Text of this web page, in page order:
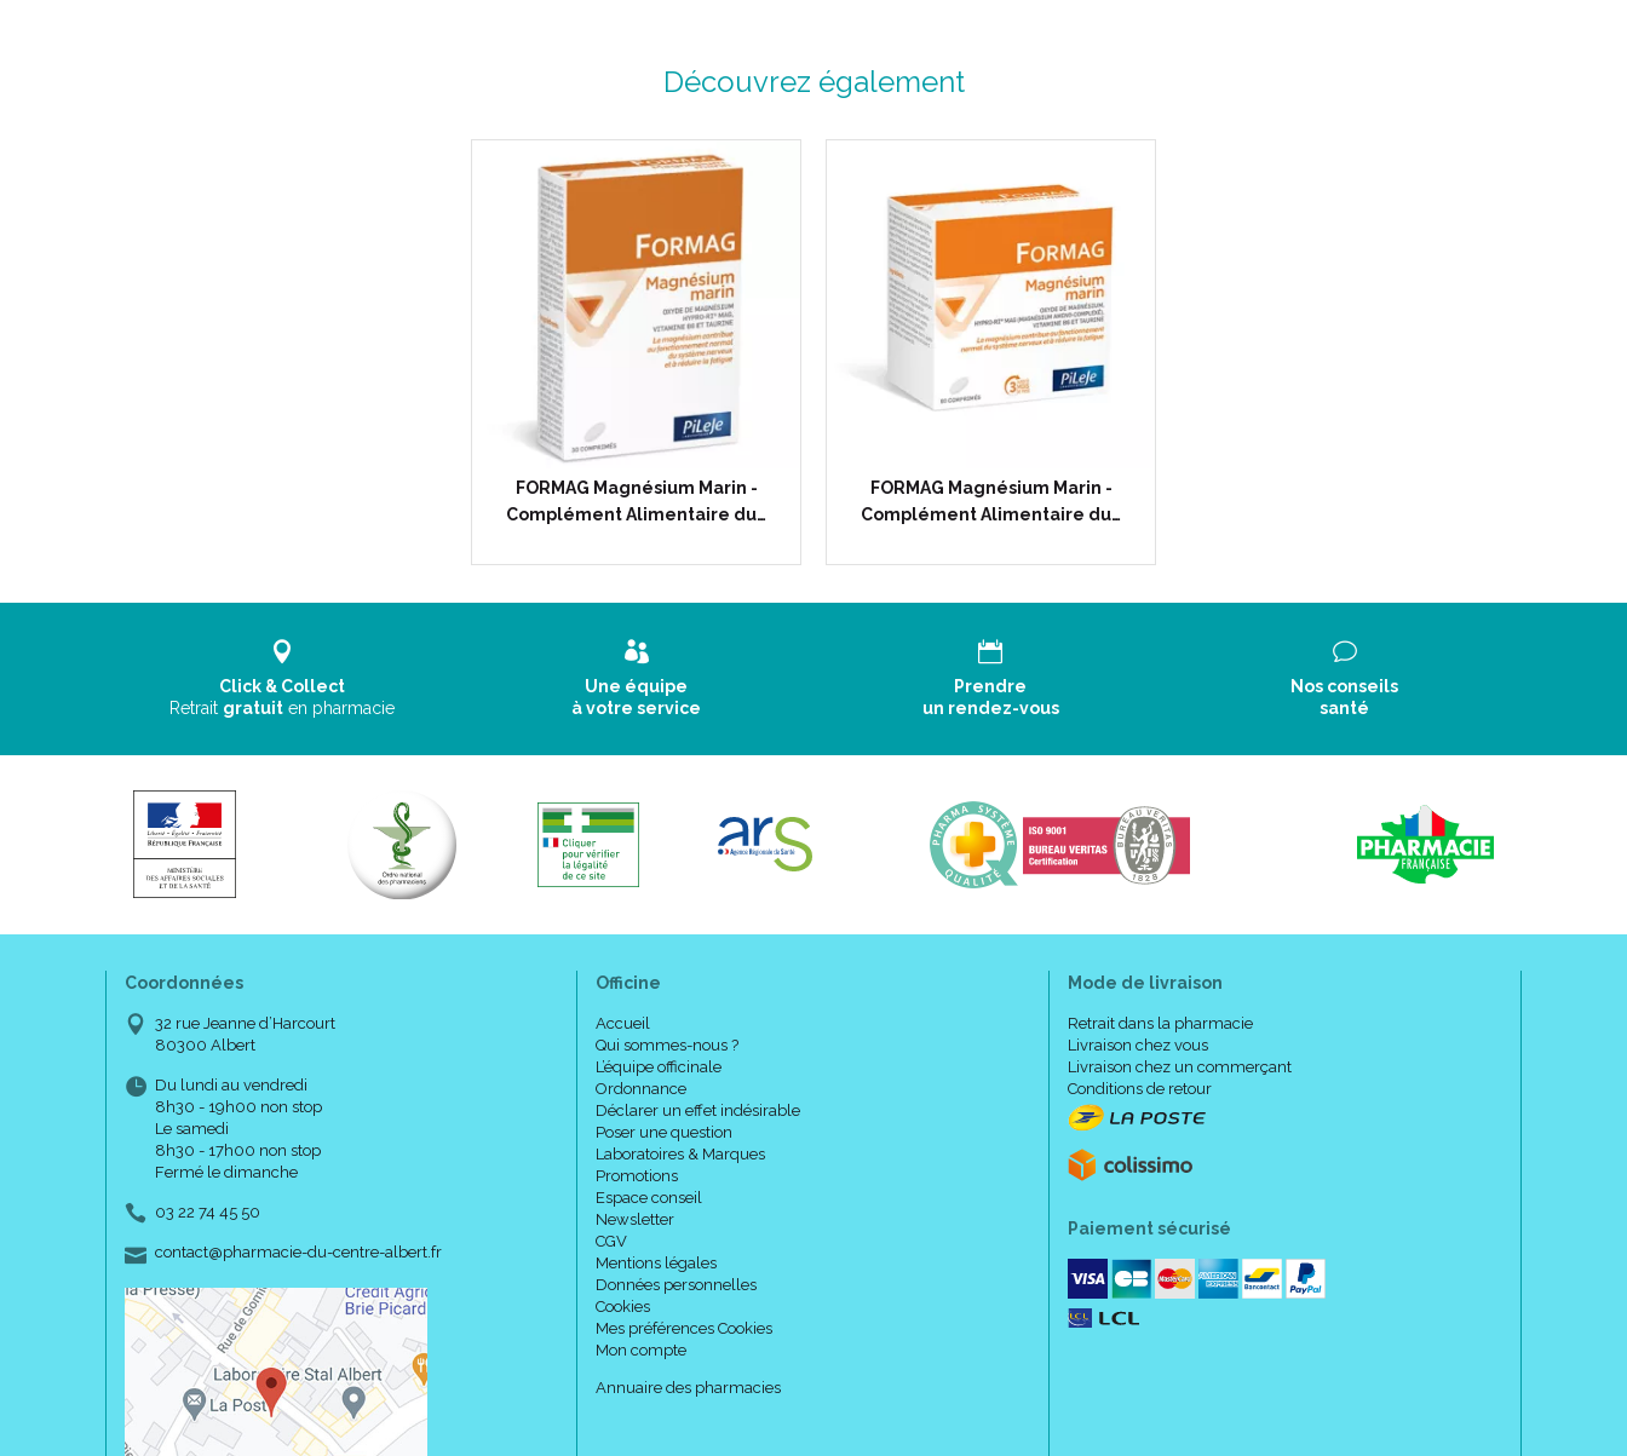
Découvrez également
FORMAG Magnésium Marin -
Complément Alimentaire du…
FORMAG Magnésium Marin -
Complément Alimentaire du…
Click & Collect
Retrait gratuit en pharmacie
Une équipe
à votre service
Prendre
un rendez-vous
Nos conseils
santé
Coordonnées
32 rue Jeanne d’Harcourt
80300 Albert
Du lundi au vendredi
8h30 - 19h00 non stop
Le samedi
8h30 - 17h00 non stop
Fermé le dimanche
03 22 74 45 50
contact-
@-
pharmacie-du-centre-albert.fr
Officine
Accueil
Qui sommes-nous ?
L’équipe officinale
Ordonnance
Déclarer un effet indésirable
Poser une question
Laboratoires & Marques
Promotions
Espace conseil
Newsletter
CGV
Mentions légales
Données personnelles
Cookies
Mes préférences Cookies
Mon compte
Annuaire des pharmacies
Mode de livraison
Retrait dans la pharmacie
Livraison chez vous
Livraison chez un commerçant
Conditions de retour
Paiement sécurisé